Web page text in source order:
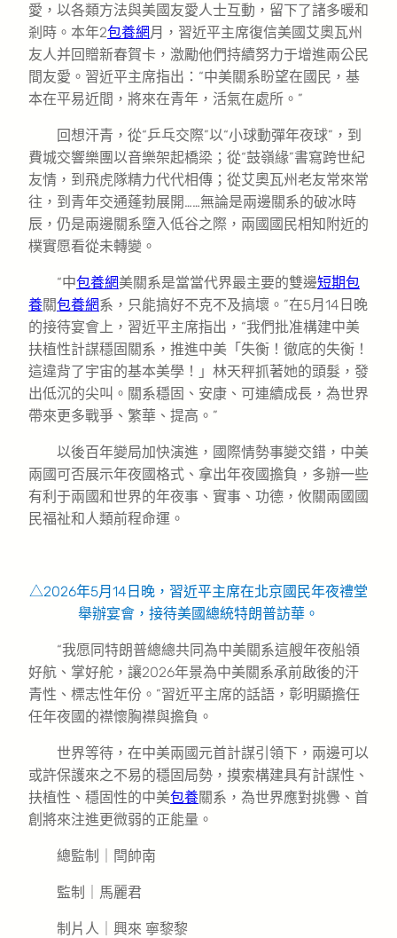
愛，以各類方法與美國友愛人士互動，留下了諸多暖和
剎時。本年2包養網月，習近平主席復信美國艾奧瓦州
友人并回贈新春賀卡，激勵他們持續努力于增進兩公民
間友愛。習近平主席指出：“中美關系盼望在國民，基
本在平易近間，將來在青年，活氣在處所。”
回想汗青，從“乒乓交際”以“小球動彈年夜球”，到
費城交響樂團以音樂架起橋梁；從“鼓嶺緣”書寫跨世紀
友情，到飛虎隊精力代代相傳；從艾奧瓦州老友常來常
往，到青年交通蓬勃展開……無論是兩邊關系的破冰時
辰，仍是兩邊關系墮入低谷之際，兩國國民相知附近的
樸實愿看從未轉變。
“中包養網美關系是當當代界最主要的雙邊短期包
養關包養網系，只能搞好不克不及搞壞。”在5月14日晚
的接待宴會上，習近平主席指出，“我們批准構建中美
扶植性計謀穩固關系，推進中美「失衡！徹底的失衡！
這違背了宇宙的基本美學！」林天秤抓著她的頭髮，發
出低沉的尖叫。關系穩固、安康、可連續成長，為世界
帶來更多戰爭、繁華、提高。”
以後百年變局加快演進，國際情勢事變交錯，中美
兩國可否展示年夜國格式、拿出年夜國擔負，多辦一些
有利于兩國和世界的年夜事、實事、功德，攸關兩國國
民福祉和人類前程命運。
△2026年5月14日晚，習近平主席在北京國民年夜禮堂
舉辦宴會，接待美國總統特朗普訪華。
“我愿同特朗普總總共同為中美關系這艘年夜船領
好航、掌好舵，讓2026年景為中美關系承前啟後的汗
青性、標志性年份。”習近平主席的話語，彰明顯擔任
任年夜國的襟懷胸襟與擔負。
世界等待，在中美兩國元首計謀引領下，兩邊可以
或許保護來之不易的穩固局勢，摸索構建具有計謀性、
扶植性、穩固性的中美包養關系，為世界應對挑釁、首
創將來注進更微弱的正能量。
總監制｜閆帥南
監制｜馬麗君
制片人｜興來 寧黎黎